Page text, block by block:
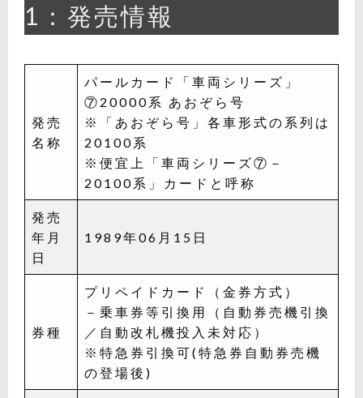
1：発売情報
発売
名称
パールカード「車両シリーズ」
⑦20000系 あおぞら号
※「あおぞら号」各車形式の系列は
20100系
※便宜上「車両シリーズ⑦－
20100系」カードと呼称
発売
年月
日
1989年06月15日
券種
プリペイドカード（金券方式）
－乗車券等引換用（自動券売機引換
／自動改札機投入未対応）
※特急券引換可(特急券自動券売機
の登場後)